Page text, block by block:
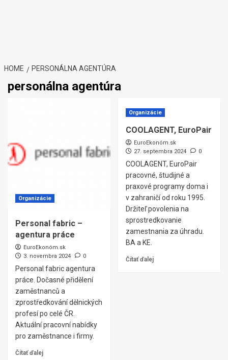
HOME PERSONÁLNA AGENTÚRA
personálna agentúra
Organizácie
Personal fabric –
agentura práce
EuroEkonóm.sk
3. novembra 2024
0
Personal fabric agentura
práce. Dočasné přidělení
zaměstnanců a
zprostředkování dělnických
profesí po celé ČR.
Aktuální pracovní nabídky
pro zaměstnance i firmy.
Čítať ďalej
Organizácie
COOLAGENT, EuroPair
EuroEkonóm.sk
27. septembra 2024
0
COOLAGENT, EuroPair
pracovné, študijné a
praxové programy doma i
v zahraničí od roku 1995.
Držiteľ povolenia na
sprostredkovanie
zamestnania za úhradu.
BA a KE.
Čítať ďalej